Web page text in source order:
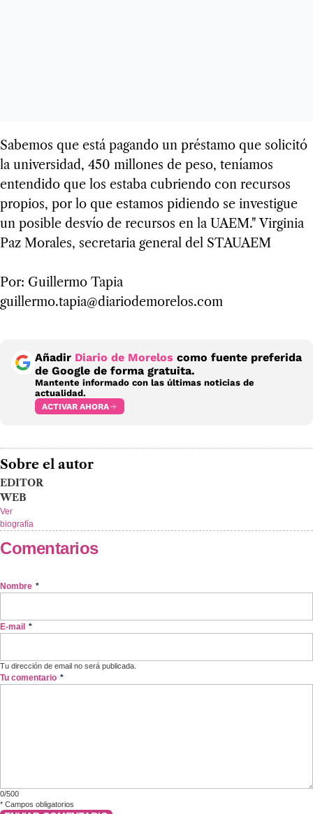
Sabemos que está pagando un préstamo que solicitó
la universidad, 450 millones de peso, teníamos
entendido que los estaba cubriendo con recursos
propios, por lo que estamos pidiendo se investigue
un posible desvío de recursos en la UAEM." Virginia
Paz Morales, secretaria general del STAUAEM
Por: Guillermo Tapia
guillermo.tapia@diariodemorelos.com
Añadir Diario de Morelos como fuente preferida
de Google de forma gratuita.
Mantente informado con las últimas noticias de
actualidad.
ACTIVAR AHORA
Sobre el autor
EDITOR
WEB
Ver
biografía
Comentarios
Nombre *
E-mail *
Tu dirección de email no será publicada.
Tu comentario *
0/500
* Campos obligatorios